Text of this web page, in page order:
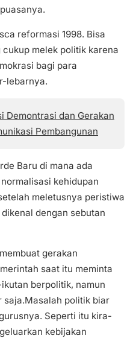
reformasi 1998. Bisa
melek politik karena
bagi para
lebarnya.
Demontrasi dan Gerakan
Pembangunan
Baru di mana ada
kehidupan
meletusnya peristiwa
dengan sebutan
gerakan
saat itu meminta
berpolitik, namun
saja.Masalah politik biar
Seperti itu kira-
kebijakan